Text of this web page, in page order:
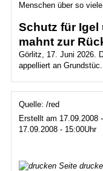
Menschen über so
Schutz für Igel
mahnt zur
Görlitz, 17. Juni 2026.
appelliert an
Quelle: /red
Erstellt am 17.09.2008
17.09.2008 - 15:00Uhr
Seite